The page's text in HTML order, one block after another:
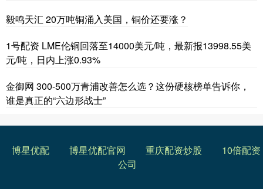
毅鸣天汇 20万吨铜涌入美国，铜价还要涨？
1号配资 LME伦铜回落至14000美元/吨，最新报13998.55美
元/吨，日内上涨0.93%
金御网 300-500万青浦改善怎么选？这份硬核榜单告诉你，
谁是真正的“六边形战士”
博星优配 博星优配官网 重庆配资炒股
10倍配资
公司